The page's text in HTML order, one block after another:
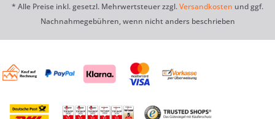
* Alle Preise inkl. gesetzl. Mehrwertsteuer zzgl.Versandkosten und ggf.
Nachnahmegebühren, wenn nicht anders beschrieben